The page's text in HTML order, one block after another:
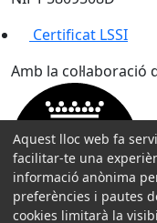
Certificat LSSI
Amb la col·laboració
Aquest lloc web fa
facilitar-te una
informació anònima
preferències i pautes
cookies limitarà la